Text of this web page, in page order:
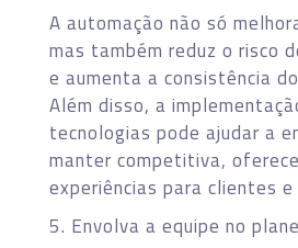
A automação não só
mas também reduz o risco
e aumenta a consistência
Além disso, a
tecnologias pode ajudar a
manter competitiva,
experiências para clientes
5. Envolva a equipe no